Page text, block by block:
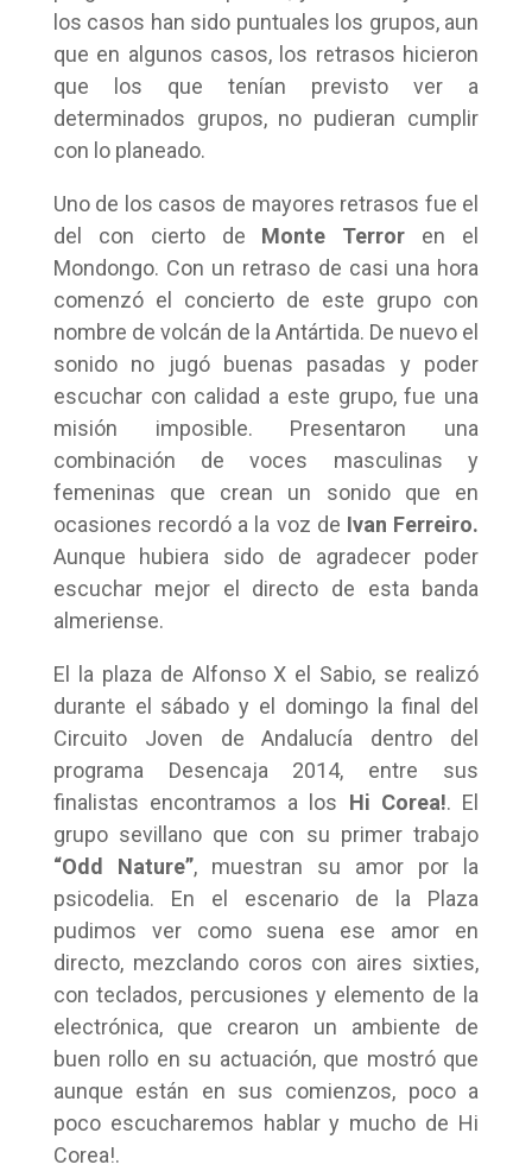
los casos han sido puntuales los grupos, aun
que en algunos casos, los retrasos hicieron
que los que tenían previsto ver a
determinados grupos, no pudieran cumplir
con lo planeado.
Uno de los casos de mayores retrasos fue el
del con cierto de Monte Terror en el
Mondongo. Con un retraso de casi una hora
comenzó el concierto de este grupo con
nombre de volcán de la Antártida. De nuevo el
sonido no jugó buenas pasadas y poder
escuchar con calidad a este grupo, fue una
misión imposible. Presentaron una
combinación de voces masculinas y
femeninas que crean un sonido que en
ocasiones recordó a la voz de Ivan Ferreiro.
Aunque hubiera sido de agradecer poder
escuchar mejor el directo de esta banda
almeriense.
El la plaza de Alfonso X el Sabio, se realizó
durante el sábado y el domingo la final del
Circuito Joven de Andalucía dentro del
programa Desencaja 2014, entre sus
finalistas encontramos a los Hi Corea!. El
grupo sevillano que con su primer trabajo
“Odd Nature”, muestran su amor por la
psicodelia. En el escenario de la Plaza
pudimos ver como suena ese amor en
directo, mezclando coros con aires sixties,
con teclados, percusiones y elemento de la
electrónica, que crearon un ambiente de
buen rollo en su actuación, que mostró que
aunque están en sus comienzos, poco a
poco escucharemos hablar y mucho de Hi
Corea!.